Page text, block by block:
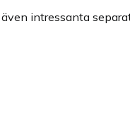
intressanta